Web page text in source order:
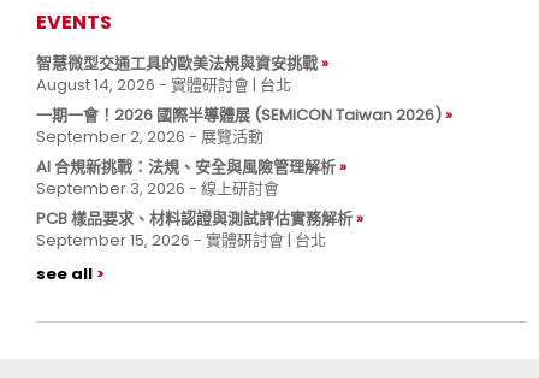
EVENTS
智慧微型交通工具的歐美法規與資安挑戰
August 14, 2026 - 實體研討會 | 台北
一期一會！2026 國際半導體展 (SEMICON Taiwan 2026)
September 2, 2026 - 展覽活動
AI 合規新挑戰：法規、安全與風險管理解析
September 3, 2026 - 線上研討會
PCB 樣品要求、材料認證與測試評估實務解析
September 15, 2026 - 實體研討會 | 台北
see all